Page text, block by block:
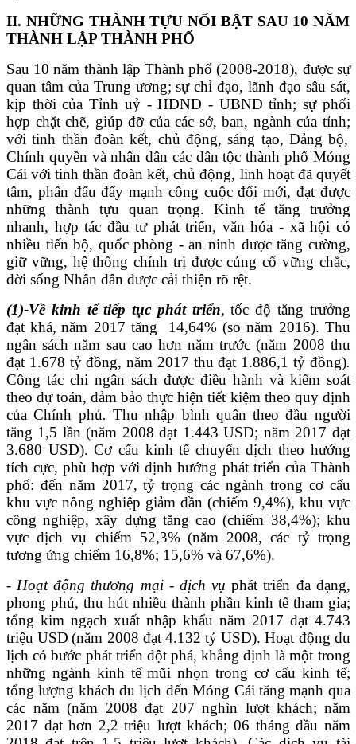
II. NHỮNG THÀNH TỰU NỔI BẬT SAU 10 NĂM
THÀNH LẬP THÀNH PHỐ
Sau 10 năm thành lập Thành phố (2008-2018), được sự
quan tâm của Trung ương; sự chỉ đạo, lãnh đạo sâu sát,
kịp thời của Tỉnh uỷ - HĐND - UBND tỉnh; sự phối
hợp chặt chẽ, giúp đỡ của các sở, ban, ngành của tỉnh;
với tinh thần đoàn kết, chủ động, sáng tạo, Đảng bộ,
Chính quyền và nhân dân các dân tộc thành phố Móng
Cái với tinh thần đoàn kết, chủ động, linh hoạt đã quyết
tâm, phấn đấu đẩy mạnh công cuộc đổi mới, đạt được
những thành tựu quan trọng. Kinh tế tăng trưởng
nhanh, hợp tác đầu tư phát triển, văn hóa - xã hội có
nhiều tiến bộ, quốc phòng - an ninh được tăng cường,
giữ vững, hệ thống chính trị được củng cố vững chắc,
đời sống Nhân dân được cải thiện rõ rệt.
(1)-Về kinh tế tiếp tục phát triển, tốc độ tăng trưởng
đạt khá, năm 2017 tăng 14,64% (so năm 2016). Thu
ngân sách năm sau cao hơn năm trước (năm 2008 thu
đạt 1.678 tỷ đồng, năm 2017 thu đạt 1.886,1 tỷ đồng).
Công tác chi ngân sách được điều hành và kiểm soát
theo dự toán, đảm bảo thực hiện tiết kiệm theo quy định
của Chính phủ. Thu nhập bình quân theo đầu người
tăng 1,5 lần (năm 2008 đạt 1.443 USD; năm 2017 đạt
3.680 USD).Cơ cấu kinh tế chuyển dịch theo hướng
tích cực,phù hợp với định hướng phát triển của Thành
phố: đến năm 2017, tỷ trọng các ngành trong cơ cấu
khu vực nông nghiệp giảm dần (chiếm 9,4%), khu vực
công nghiệp, xây dựng tăng cao (chiếm 38,4%); khu
vực dịch vụ chiếm 52,3% (năm 2008, các tỷ trọng
tương ứng chiếm 16,8%; 15,6% và 67,6%).
- Hoạt động thương mại - dịch vụ phát triển đa dạng,
phong phú, thu hút nhiều thành phần kinh tế tham gia;
tổng kim ngạch xuất nhập khẩu năm 2017 đạt 4.743
triệu USD (năm 2008 đạt 4.132 tỷ USD). Hoạt động du
lịch có bước phát triển đột phá, khẳng định là một trong
những ngành kinh tế mũi nhọn trong cơ cấu kinh tế;
tổng lượng khách du lịch đến Móng Cái tăng mạnh qua
các năm(năm 2008 đạt 207 nghìn lượt khách; năm
2017 đạt hơn 2,2 triệu lượt khách; 06 tháng đầu năm